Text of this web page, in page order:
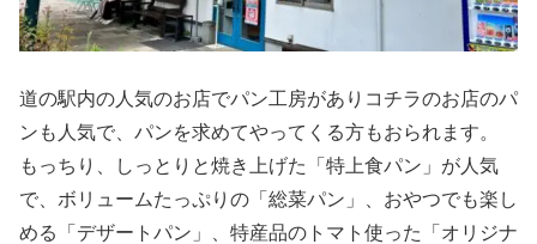
道の駅内の人気のお店でパン工房がありコチラのお店のパ
ンも人気で、パンを求めてやってくる方もおられます。
もっちり、しっとりと焼き上げた「特上食パン」が人気
で、ボリュームたっぷりの「総菜パン」、おやつでも楽し
める「デザートパン」、特産品のトマト使った「オリジナ